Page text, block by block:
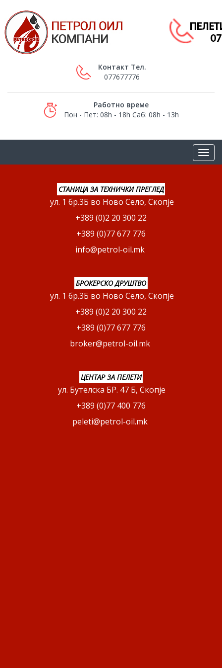
Контакт Тел.
077677776
Работно време
Пон - Пет: 08h - 18h Саб: 08h - 13h
СТАНИЦА ЗА ТЕХНИЧКИ ПРЕГЛЕД
ул. 1 бр.3Б во Ново Село, Скопје
+389 (0)2 20 300 22
+389 (0)77 677 776
info@petrol-oil.mk
БРОКЕРСКО ДРУШТВО
ул. 1 бр.3Б во Ново Село, Скопје
+389 (0)2 20 300 22
+389 (0)77 677 776
broker@petrol-oil.mk
ЦЕНТАР ЗА ПЕЛЕТИ
ул. Бутелска БР. 47 Б, Скопје
+389 (0)77 400 776
peleti@petrol-oil.mk